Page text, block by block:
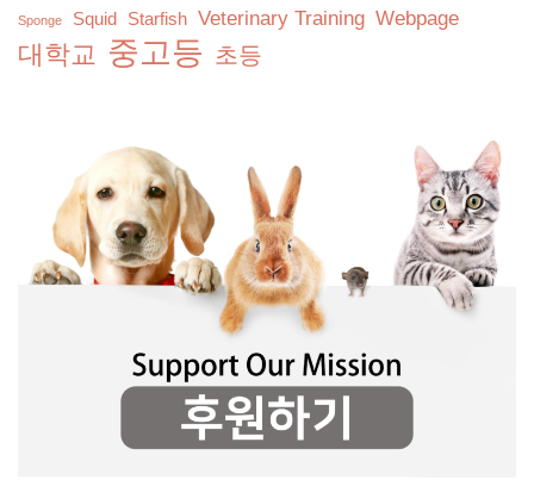
Sponge Squid Starfish Veterinary Training Webpage
대학교 중고등 초등